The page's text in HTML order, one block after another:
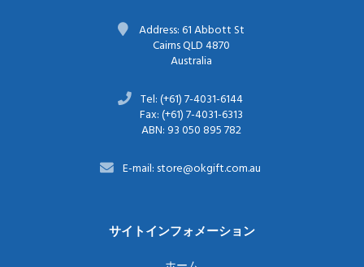
Address: 61 Abbott St
Cairns QLD 4870
Australia
Tel: (+61) 7-4031-6144
Fax: (+61) 7-4031-6313
ABN: 93 050 895 782
E-mail: store@okgift.com.au
サイトインフォメーション